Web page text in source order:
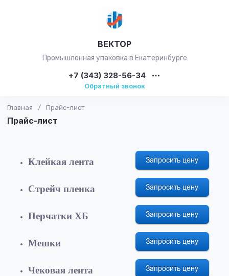
ВЕКТОР
Промышленная упаковка в Екатеринбурге
+7 (343) 328-56-34
Обратный звонок
Главная / Прайс-лист
Прайс-лист
Клейкая лента
Стрейч пленка
Перчатки ХБ
Мешки
Чековая лента